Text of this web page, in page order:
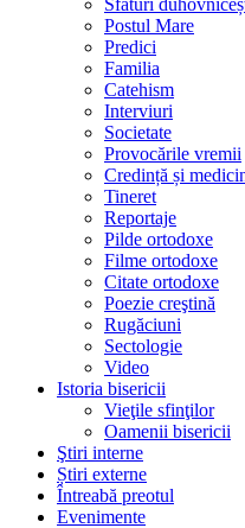
Sfaturi
Postul Mare
Predici
Familia
Catehism
Interviuri
Societate
Provocările vremii
Credință și
Tineret
Reportaje
Pilde ortodoxe
Filme ortodoxe
Citate ortodoxe
Poezie creştină
Rugăciuni
Sectologie
Video
Istoria bisericii
Vieţile sfinţilor
Oamenii bisericii
Ştiri interne
Știri externe
Întreabă preotul
Evenimente